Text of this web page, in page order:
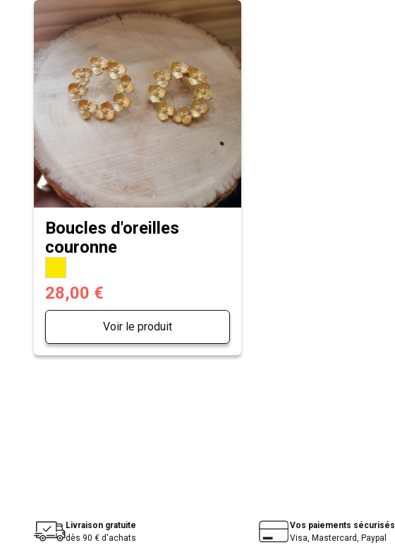
Boucles d'oreilles
couronne
28,00 €
Voir le produit
Livraison gratuite
dès 90 € d'achats
Vos paiements sécurisés
Visa, Mastercard, Paypal